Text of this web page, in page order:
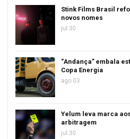
Stink Films Brasil
novos nomes
jul 30
“Andança” embala
Copa Energia
ago 03
Yelum leva marca
arbitragem
jul 30